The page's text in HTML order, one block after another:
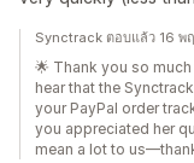
Synctrack ตอบแล้ว 16 พ
🌟 Thank you so
hear that the
your PayPal order
you appreciated her
mean a lot to